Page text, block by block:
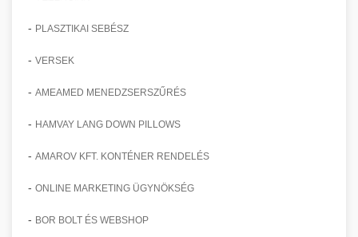
- PLASZTIKAI SEBÉSZ
- VERSEK
- AMEAMED MENEDZSERSZŰRÉS
- HAMVAY LANG DOWN PILLOWS
- AMAROV KFT. KONTÉNER RENDELÉS
- ONLINE MARKETING ÜGYNÖKSÉG
- BOR BOLT ÉS WEBSHOP